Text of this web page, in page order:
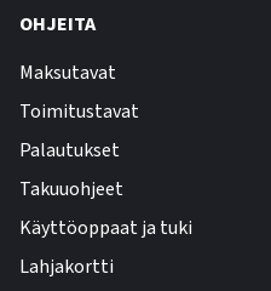
OHJEITA
Maksutavat
Toimitustavat
Palautukset
Takuuohjeet
Käyttöoppaat ja tuki
Lahjakortti